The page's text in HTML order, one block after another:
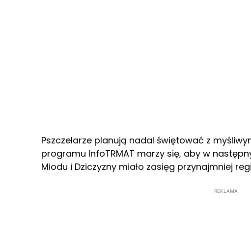
Pszczelarze planują nadal świętować z
programu InfoTRMAT marzy się, aby w
Miodu i Dziczyzny miało zasięg przynajmniej
REKLAMA